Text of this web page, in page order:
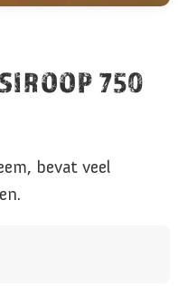
750
bevat veel